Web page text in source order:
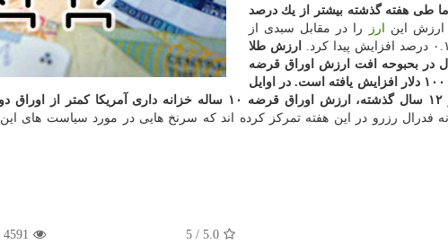
طی هفته گذشته بیشتر از یك درصد
این ارز
را در مقابل سبدی از
ارزش طلا
در بحبوحه افت ارزش اوراق قرضه
در اوایل
فدرال رزرو در این هفته تمركز كرده اند كه سرنخ هایی در مورد سیاست های این
5.0
/ 5
4591